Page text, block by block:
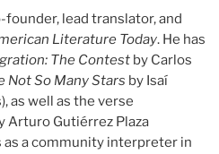
founder, lead translator, and
Literature Today. He has
The Contest by Carlos
Not So Many Stars by Isaí
as well as the verse
Arturo Gutiérrez Plaza
as a community interpreter in